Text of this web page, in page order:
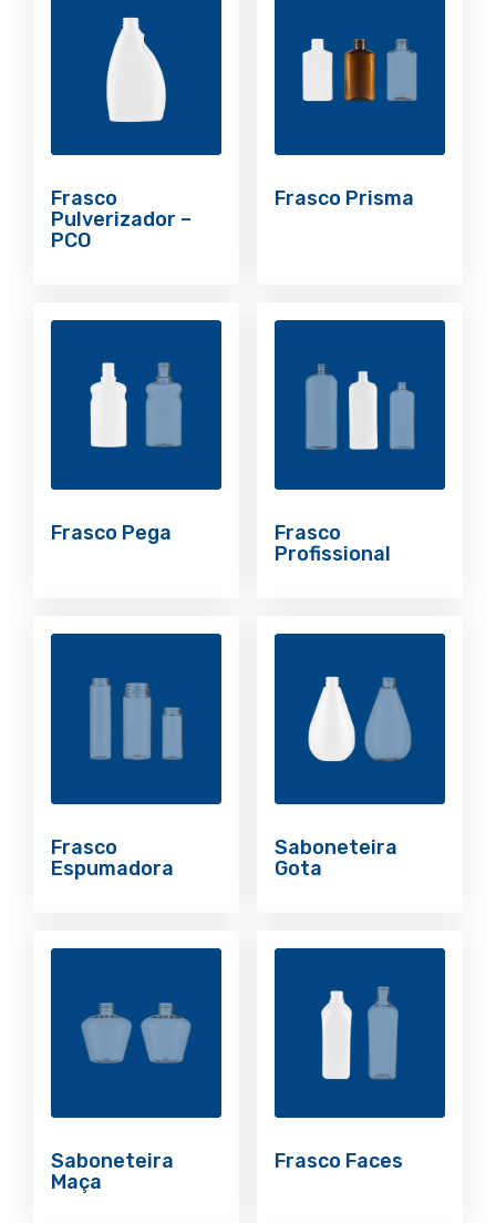
Frasco
Pulverizador –
PCO
Frasco Prisma
Frasco Pega
Frasco
Profissional
Frasco
Espumadora
Saboneteira
Gota
Saboneteira
Maça
Frasco Faces